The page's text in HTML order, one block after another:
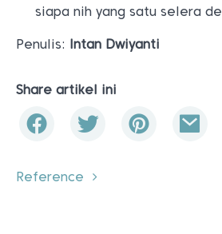
siapa nih yang satu selera
Penulis: Intan Dwiyanti
Share artikel ini
Reference